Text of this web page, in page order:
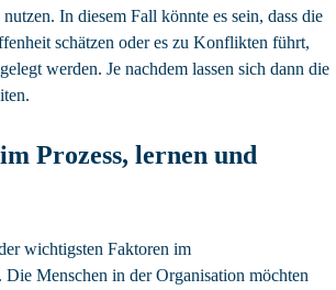
In diesem Fall könnte es sein, dass die
schätzen oder es zu Konflikten führt,
werden. Je nachdem lassen sich dann die
Prozess, lernen und
wichtigsten Faktoren im
Die Menschen in der Organisation möchten